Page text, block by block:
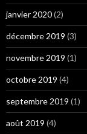
janvier 2020(2)
décembre 2019 (3)
novembre 2019 (1)
octobre 2019 (4)
septembre 2019 (1)
août 2019 (4)